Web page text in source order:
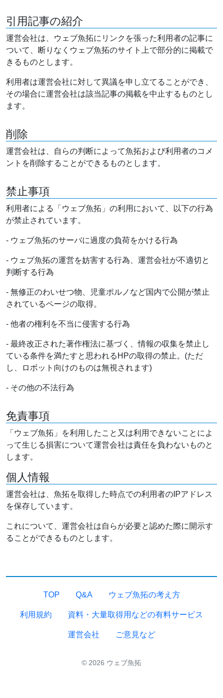
引用記事の紹介
運営会社は、ウェブ魚拓にリンクを張った利用者の記事に
ついて、断りなくウェブ魚拓のサイト上で部分的に掲載で
きるものとします。
利用者は運営会社に対して異議を申し立てることができ、
その場合に運営会社は該当記事の掲載を中止するものとし
ます。
削除
運営会社は、自らの判断によって魚拓および利用者のコメ
ントを削除することができるものとします。
禁止事項
利用者による「ウェブ魚拓」の利用において、以下の行為
が禁止されています。
- ウェブ魚拓のサーバに過度の負荷をかける行為
- ウェブ魚拓の運営を妨害する行為、運営会社が不適切と
判断する行為
- 無修正のわいせつ物、児童ポルノなど国内で公開が禁止
されているページの取得。
- 他者の権利を不当に侵害する行為
- 最終改正された著作権法に基づく、情報の収集を禁止し
ている条件を満たすと思われるHPの取得の禁止。(ただ
し、ロボット向けのものは無視されます)
- その他の不法行為
免責事項
「ウェブ魚拓」を利用したこと又は利用できないことによ
って生じる損害について運営会社は責任を負わないものと
します。
個人情報
運営会社は、魚拓を取得した時点での利用者のIPアドレス
を保存しています。
これについて、運営会社は自らが必要と認めた際に開示す
ることができるものとします。
TOP Q&A ウェブ魚拓の考え方
利用規約 資料・大量取得用などの有料サービス
運営会社 ご意見など
© 2026 ウェブ魚拓